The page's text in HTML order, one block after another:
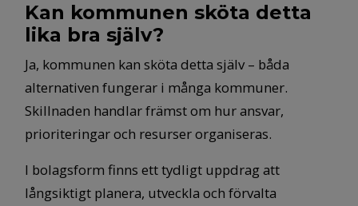
Kan kommunen sköta detta
lika bra själv?
Ja, kommunen kan sköta detta själv – båda
alternativen fungerar i många kommuner.
Skillnaden handlar främst om hur ansvar,
prioriteringar och resurser organiseras.
I bolagsform finns ett tydligt uppdrag att
långsiktigt planera, utveckla och förvalta